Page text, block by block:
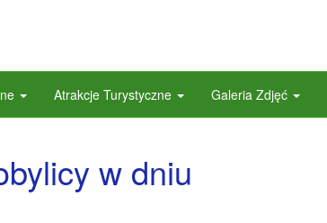
Atrakcje Turystyczne Galeria Zdjęć
w dniu